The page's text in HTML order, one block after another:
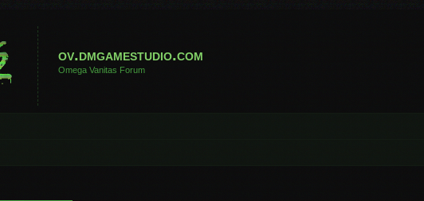
ov.dmgamestudio.com
Omega Vanitas Forum